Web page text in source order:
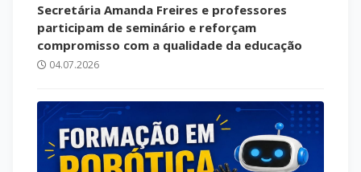
Secretária Amanda Freires e professores
participam de seminário e reforçam
compromisso com a qualidade da educação
04.07.2026